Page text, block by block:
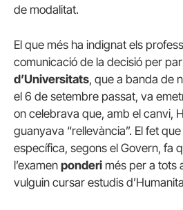
de modalitat.
El que més ha indignat els
comunicació de la decisió per
d’Universitats, que a banda de
el 6 de setembre passat, va
on celebrava que, amb el canvi,
guanyava “rellevància”. El fet
específica, segons el Govern, fa
l’examen ponderi més per a tots
vulguin cursar estudis